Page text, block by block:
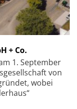
+ Co.
1. September
von
wobei